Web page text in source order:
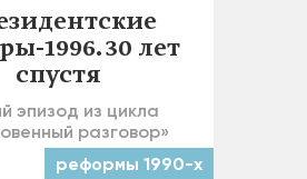
1996. 30 лет
спустя
эпизод из цикла
разговор»
реформы 1990-х